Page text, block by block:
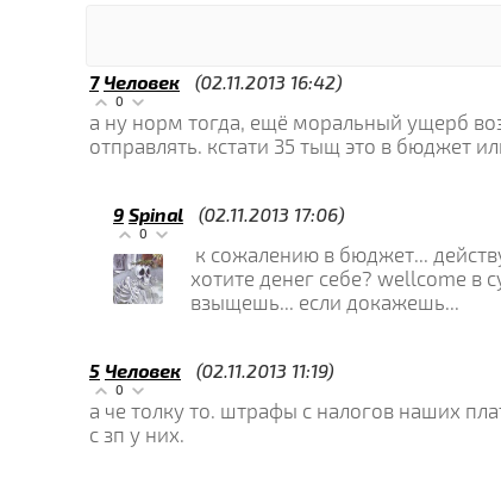
7 Человек (02.11.2013 16:42)
0
а ну норм тогда, ещё моральный ущерб
отправлять. кстати 35 тыщ это в бюджет
9 Spinal (02.11.2013 17:06)
0
к сожалению в бюджет...
хотите денег себе? wellcome в
взыщешь... если докажешь...
5 Человек (02.11.2013 11:19)
0
а че толку то. штрафы с налогов наших
с зп у них.